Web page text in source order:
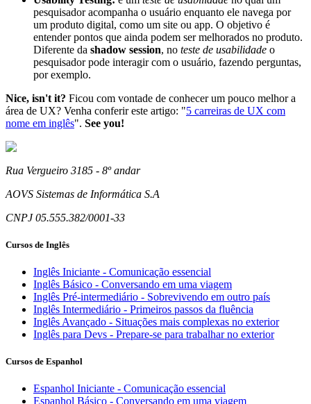
pesquisador acompanha o usuário enquanto ele navega por
um produto digital, como um site ou app. O objetivo é
entender pontos que ainda podem ser melhorados no produto.
Diferente da shadow session, no teste de usabilidade o
pesquisador pode interagir com o usuário, fazendo perguntas,
por exemplo.
Nice, isn't it? Ficou com vontade de conhecer um pouco melhor a
área de UX? Venha conferir este artigo: "5 carreiras de UX com
nome em inglês". See you!
Rua Vergueiro 3185 - 8º andar
AOVS Sistemas de Informática S.A
CNPJ 05.555.382/0001-33
Cursos de Inglês
Inglês Iniciante - Comunicação essencial
Inglês Básico - Conversando em uma viagem
Inglês Pré-intermediário - Sobrevivendo em outro país
Inglês Intermediário - Primeiros passos da fluência
Inglês Avançado - Situações mais complexas no exterior
Inglês para Devs - Prepare-se para trabalhar no exterior
Cursos de Espanhol
Espanhol Iniciante - Comunicação essencial
Espanhol Básico - Conversando em uma viagem